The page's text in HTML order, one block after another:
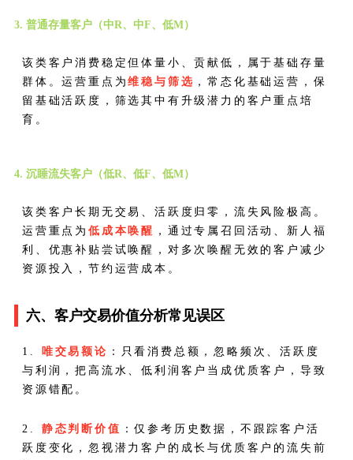
3. 普通存量客户（中R、中F、低M）
该类客户消费稳定但体量小、贡献低，属于基础存量
群体。运营重点为维稳与筛选 ，常态化基础运营，保
留基础活跃度，筛选其中有升级潜力的客户重点培
育。
4. 沉睡流失客户（低R、低F、低M）
该类客户长期无交易、活跃度归零，流失风险极高。
运营重点为 低成本唤醒 ，通过专属召回活动、新人福
利、优惠补贴尝试唤醒，对多次唤醒无效的客户减少
资源投入，节约运营成本。
六、客户交易价值分析常见误区
1. 唯交易额论 ：只看消费总额，忽略频次、活跃度
与利润，把高流水、低利润客户当成优质客户，导致
资源错配。
2. 静态判断价值 ：仅参考历史数据，不跟踪客户活
跃度变化，忽视潜力客户的成长与优质客户的流失前